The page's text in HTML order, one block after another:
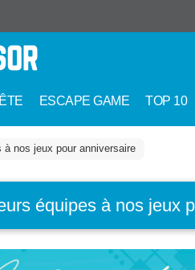
ESCAPE GAME TOP 10
nos jeux pour anniversaire
équipes à nos jeux